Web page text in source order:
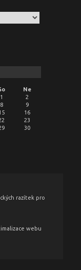
Ne
1
2
8
9
16
23
30
razítek pro
webu